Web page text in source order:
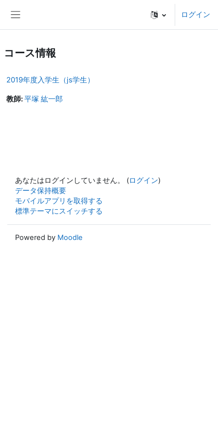
ログイン
コース情報
2019年度入学生（js学生）
教師:平塚 紘一郎
あなたはログインしていません。 (ログイン)
データ保持概要
モバイルアプリを取得する
標準テーマにスイッチする
Powered by Moodle